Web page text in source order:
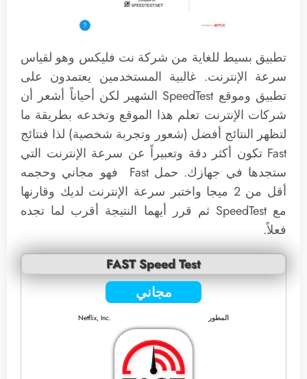
تطبيق بسيط للغاية من شركة نت فليكس وهو لقياس
سرعة الإنترنت. غالبية المستخدمين يعتمدون على
تطبيق وموقع SpeedTest الشهير لكن أحياناً أشعر أن
شركات الإنترنت تعلم هذا الموقع وتخدعه بطريقة ما
لتظهر النتائج أفضل (شعور وتجربة شخصية) لذا فنتائج
Fast تكون أكثر دقة وتعبيراً عن سرعة الإنترنت التي
ستجدها في جهازك. حمل Fast فهو مجاني وحجمه
أقل من 2 ميجا واختبر سرعة الإنترنت لديك وقارنها
مع SpeedTest ثم قرر أيهما النتيجة أقرب لما تجده
فعلاً.
FAST Speed Test
مجاني
المطور Netflix, Inc.